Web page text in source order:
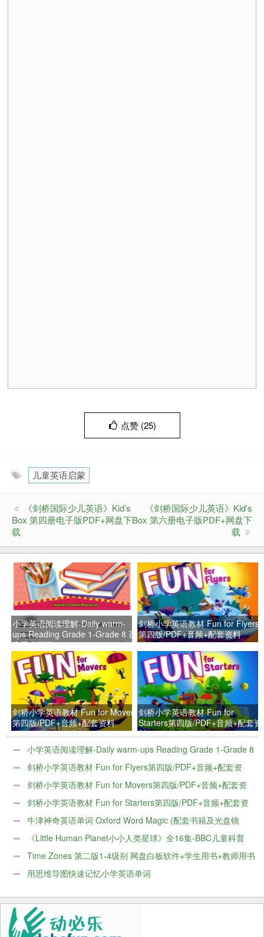
点赞 (25)
儿童英语启蒙
《剑桥国际少儿英语》Kid’s
Box 第四册电子版PDF+网盘下
载
《剑桥国际少儿英语》Kid’s
Box 第六册电子版PDF+网盘下
载
小学英语阅读理解-Daily warm-
ups Reading Grade 1-Grade 8 百
度网盘下载
剑桥小学英语教材 Fun for Flyers
第四版/PDF+音频+配套资料
剑桥小学英语教材 Fun for Movers
第四版/PDF+音频+配套资料
剑桥小学英语教材 Fun for
Starters第四版/PDF+音频+配套资
料
小学英语阅读理解-Daily warm-ups Reading Grade 1-Grade 8
百度网盘下载
剑桥小学英语教材 Fun for Flyers第四版/PDF+音频+配套资
料 剑桥小学英语教材 Fun for Movers第四版/PDF+音频+配套资
料 剑桥小学英语教材 Fun for Starters第四版/PDF+音频+配套资
料 牛津神奇英语单词 Oxford Word Magic (配套书籍及光盘镜
像)
《Little Human Planet小小人类星球》全16集-BBC儿童科普
片 Time Zones 第二版1-4级别 网盘白板软件+学生用书+教师用书
+音频+视频
用思维导图快速记忆小学英语单词